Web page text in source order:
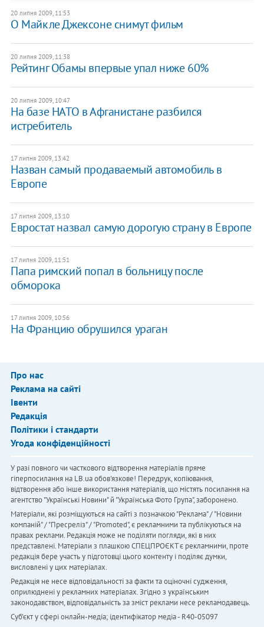
20 липня 2009, 11:53
О Майкле Джексоне снимут фильм
20 липня 2009, 11:38
Рейтинг Обамы впервые упал ниже 60%
20 липня 2009, 10:47
На базе НАТО в Афганистане разбился
истребитель
17 липня 2009, 13:42
Назван самый продаваемый автомобиль в
Европе
17 липня 2009, 13:10
Евростат назвал самую дорогую страну в Европе
17 липня 2009, 11:51
Папа римский попал в больницу после
обморока
17 липня 2009, 10:56
На Францию обрушился ураган
Про нас
Реклама на сайті
Івенти
Редакція
Політики і стандарти
Угода конфіденційності
У разі повного чи часткового відтворення матеріалів пряме
гіперпосилання на LB.ua обов'язкове! Передрук, копіювання,
відтворення або інше використання матеріалів, що містять посилання на
агентство "Українськi Новини" й "Українська Фото Група", заборонено.
Матеріали, які розміщуються на сайті з позначкою "Реклама" / "Новини
компаній" / "Пресреліз" / "Promoted", є рекламними та публікуються на
правах реклами. Редакція може не поділяти погляди, які в них
представлені. Матеріали з плашкою СПЕЦПРОЄКТ є рекламними, проте
редакція бере участь у підготовці цього контенту і поділяє думки,
висловлені у цих матеріалах.
Редакція не несе відповідальності за факти та оціночні судження,
оприлюднені у рекламних матеріалах. Згідно з українським
законодавством, відповідальність за зміст реклами несе рекламодавець.
Cуб'єкт у сфері онлайн-медіа; ідентифікатор медіа - R40-05097